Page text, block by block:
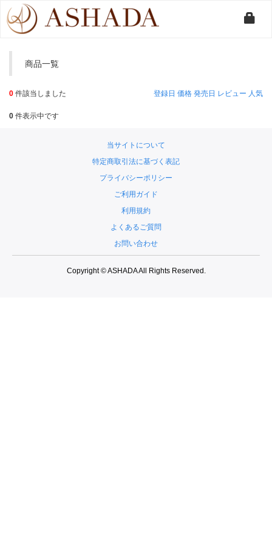
商品一覧
0 件該当しました 登録日 価格 発売日 レビュー 人気
0 件表示中です
当サイトについて
特定商取引法に基づく表記
プライバシーポリシー
ご利用ガイド
利用規約
よくあるご質問
お問い合わせ
Copyright © ASHADA All Rights Reserved.